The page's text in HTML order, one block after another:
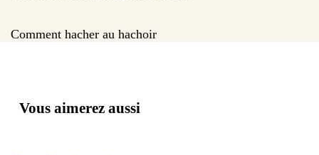
Comment hacher au hachoir
Vous aimerez aussi